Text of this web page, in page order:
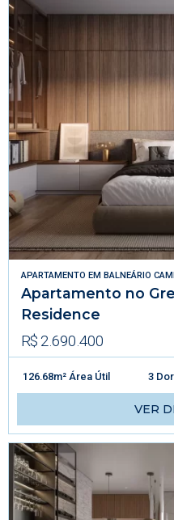
APARTAMENTO EM BALNEÁRIO
Apartamento no
Residence
R$ 2.690.400
126.68m² Área Útil 3
VER